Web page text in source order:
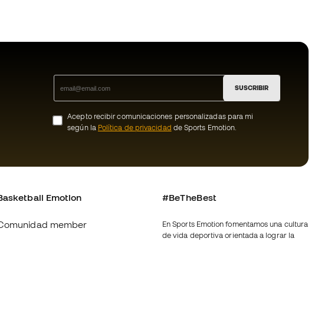
SUSCRIBIR
Acepto recibir comunicaciones personalizadas para mi
según la Política de privacidad de Sports Emotion.
Emotion
member
#BeTheBest
En Sports Emotion fomentamos una cultura
de vida deportiva orientada a lograr la